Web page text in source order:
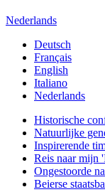
Nederlands
Deutsch
Français
English
Italiano
Nederlands
Historische
Natuurlijke
Inspirerende
Reis naar mijn
Ongestoorde
Beierse